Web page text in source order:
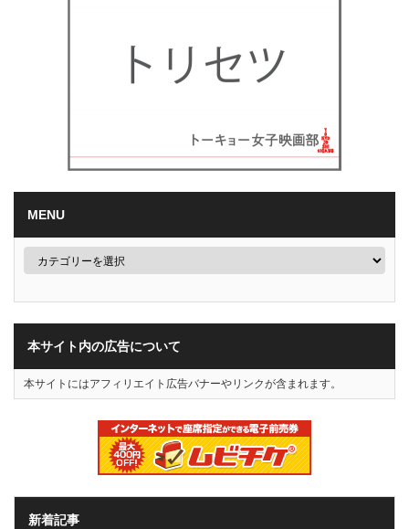
MENU
本サイト内の広告について
本サイトにはアフィリエイト広告バナーやリンクが含まれます。
新着記事